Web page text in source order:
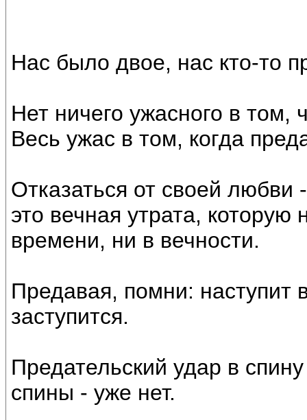
Нас было двое, нас кто-тo
Нет ничего ужасного в том,
Весь ужас в том, когда
Отказаться от своей любви
это вечная утрата,
времени, ни в вечности.
Предавая, помни: наступит
заступится.
Предательский удар в
спины - уже нет.